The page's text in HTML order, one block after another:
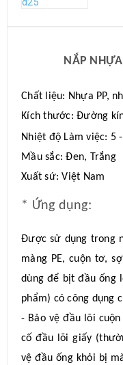
NẮP
Chất liệu: Nhựa PP,
Kích thước: Đường
Nhiệt độ Làm việc: 5
Mầu sắc: Đen, Trắng
Xuất sứ: Việt Nam
* Ứng dụng:
Được sử dụng trong
màng PE, cuộn tơ,
dùng để bịt đầu ống
phẩm) có công dụng
- Bảo vệ đầu lõi
cố đầu lõi giấy
vệ đầu ống khỏi bị